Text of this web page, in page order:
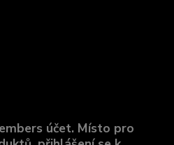
účet. Místo pro